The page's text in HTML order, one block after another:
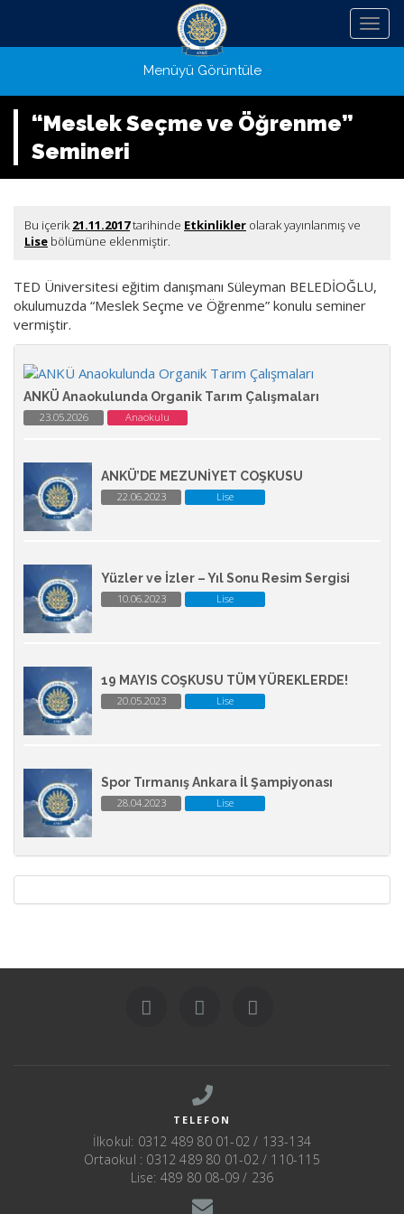
Menü
Menüyü Görüntüle
“Meslek Seçme ve Öğrenme”
Semineri
Bu içerik21.11.2017tarihinde Etkinlikler olarak yayınlanmış ve
Lise bölümüne eklenmiştir.
TED Üniversitesi eğitim danışmanı Süleyman BELEDİOĞLU,
okulumuzda “Meslek Seçme ve Öğrenme” konulu seminer
vermiştir.
ANKÜ Anaokulunda Organik Tarım Çalışmaları
23.05.2026 Anaokulu
ANKÜ’DE MEZUNİYET COŞKUSU
22.06.2023 Lise
Yüzler ve İzler – Yıl Sonu Resim Sergisi
10.06.2023 Lise
19 MAYIS COŞKUSU TÜM YÜREKLERDE!
20.05.2023 Lise
Spor Tırmanış Ankara İl Şampiyonası
28.04.2023 Lise
TELEFON
İlkokul: 0312 489 80 01-02 / 133-134
Ortaokul : 0312 489 80 01-02 / 110-115
Lise: 489 80 08-09 / 236